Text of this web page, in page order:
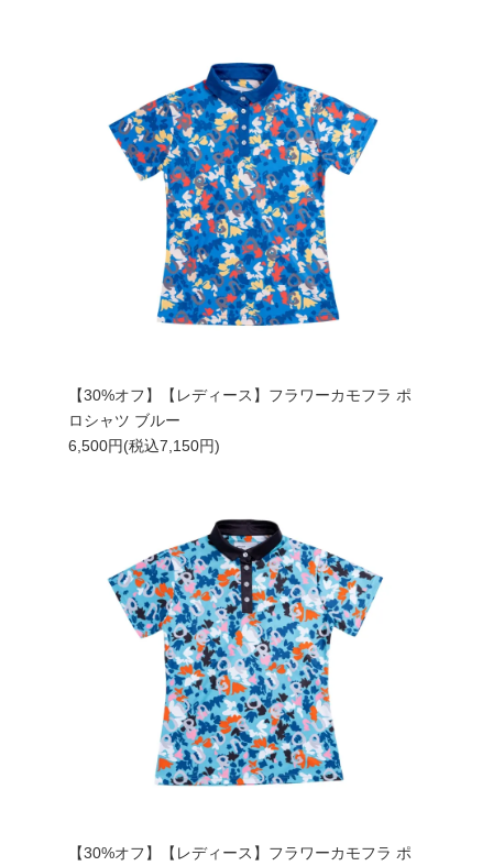
【30%オフ】【レディース】フラワーカモフラ ポ
ロシャツ ブルー
6,500円(税込7,150円)
【30%オフ】【レディース】フラワーカモフラ ポ